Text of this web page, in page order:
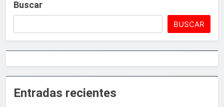
Buscar
BUSCAR
Entradas recientes